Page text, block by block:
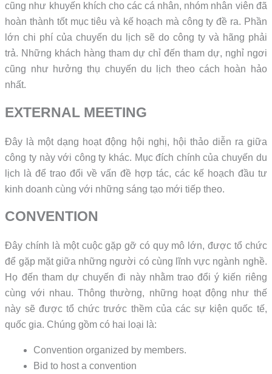
cũng như khuyến khích cho các cá nhân, nhóm nhân viên đã
hoàn thành tốt mục tiêu và kế hoạch mà công ty đề ra. Phần
lớn chi phí của chuyến du lịch sẽ do công ty và hãng phải
trả. Những khách hàng tham dự chỉ đến tham dự, nghỉ ngơi
cũng như hưởng thụ chuyến du lịch theo cách hoàn hảo
nhất.
EXTERNAL MEETING
Đây là một dạng hoạt động hội nghị, hội thảo diễn ra giữa
công ty này với công ty khác. Mục đích chính của chuyến du
lịch là để trao đổi về vấn đề hợp tác, các kế hoạch đầu tư
kinh doanh cùng với những sáng tạo mới tiếp theo.
CONVENTION
Đây chính là một cuộc gặp gỡ có quy mô lớn, được tổ chức
để gặp mặt giữa những người có cùng lĩnh vực ngành nghề.
Họ đến tham dự chuyến đi này nhằm trao đổi ý kiến riêng
cùng với nhau. Thông thường, những hoạt động như thế
này sẽ được tổ chức trước thềm của các sự kiện quốc tế,
quốc gia. Chúng gồm có hai loại là:
Convention organized by members.
Bid to host a convention